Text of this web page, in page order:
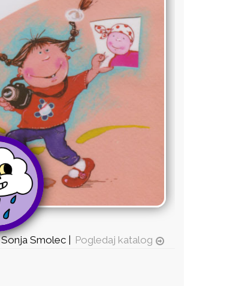
Sonja Smolec | Pogledaj katalog